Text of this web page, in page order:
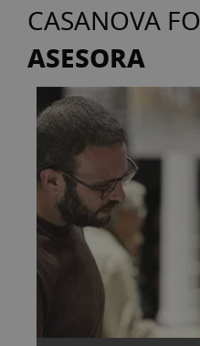
CASANOVA
ASESORA